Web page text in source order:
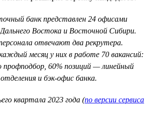
банк представлен 24 офисами
Дальнего Востока и Восточной Сибири.
отвечают два рекрутера.
месяц у них в работе 70 вакансий:
60% позиций — линейный
и бэк-офис банка.
квартала 2023 года (по версии сервиса